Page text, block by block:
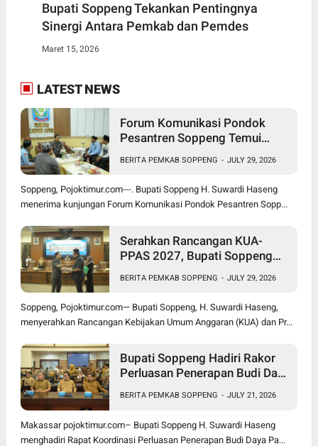
Bupati Soppeng Tekankan Pentingnya
Sinergi Antara Pemkab dan Pemdes
Maret 15, 2026
LATEST NEWS
Forum Komunikasi Pondok
Pesantren Soppeng Temui
BERITA PEMKAB SOPPENG - JULY 29, 2026
Soppeng, Pojoktimur.com---. Bupati Soppeng H. Suwardi Haseng
menerima kunjungan Forum Komunikasi Pondok Pesantren Sopp...
Serahkan Rancangan KUA-
PPAS 2027, Bupati Soppeng
Tengah Tekanan Fiskal
BERITA PEMKAB SOPPENG - JULY 29, 2026
Soppeng, Pojoktimur.com— Bupati Soppeng, H. Suwardi Haseng,
menyerahkan Rancangan Kebijakan Umum Anggaran (KUA) dan Pr...
Bupati Soppeng Hadiri Rakor
Perluasan Penerapan Budi Daya
BERITA PEMKAB SOPPENG - JULY 21, 2026
Makassar pojoktimur.com– Bupati Soppeng H. Suwardi Haseng
menghadiri Rapat Koordinasi Perluasan Penerapan Budi Daya Pa...